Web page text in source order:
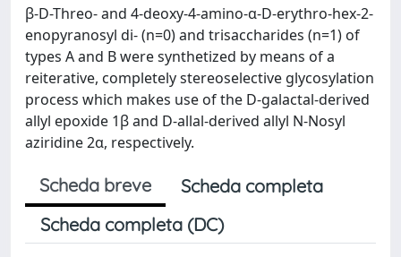
β-D-Threo- and 4-deoxy-4-amino-α-D-erythro-hex-2-
enopyranosyl di- (n=0) and trisaccharides (n=1) of
types A and B were synthetized by means of a
reiterative, completely stereoselective glycosylation
process which makes use of the D-galactal-derived
allyl epoxide 1β and D-allal-derived allyl N-Nosyl
aziridine 2α, respectively.
Scheda breve
Scheda completa
Scheda completa (DC)